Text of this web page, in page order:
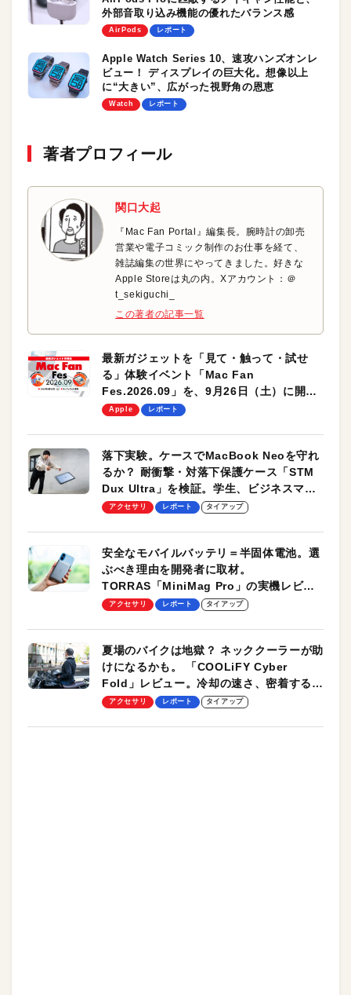
外部音取り込み機能の優れたバランス感
AirPods レポート
Apple Watch Series 10、速攻ハンズオンレ
ビュー！ ディスプレイの巨大化。想像以上
に“大きい”、広がった視野角の恩恵
Watch レポート
著者プロフィール
関口大起
『Mac Fan Portal』編集長。腕時計の卸売
営業や電子コミック制作のお仕事を経て、
雑誌編集の世界にやってきました。好きな
Apple Storeは丸の内。Xアカウント：＠
t_sekiguchi_
この著者の記事一覧
最新ガジェットを「見て・触って・試せ
る」体験イベント「Mac Fan
Fes.2026.09」を、9月26日（土）に開催
します！
Apple レポート
落下実験。ケースでMacBook Neoを守れ
るか？ 耐衝撃・対落下保護ケース「STM
Dux Ultra」を検証。学生、ビジネスマン
のモバイルユースに最適！
アクセサリ レポート タイアップ
安全なモバイルバッテリ＝半固体電池。選
ぶべき理由を開発者に取材。
TORRAS「MiniMag Pro」の実機レビュ
ーも
アクセサリ レポート タイアップ
夏場のバイクは地獄？ ネッククーラーが助
けになるかも。 「COOLiFY Cyber
Fold」レビュー。冷却の速さ、密着する冷
却プレート、シンプルな操作性がグッド！
アクセサリ レポート タイアップ